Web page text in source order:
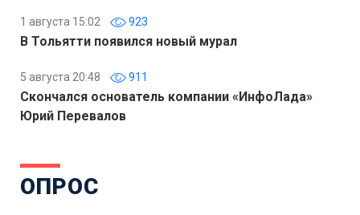
1 августа 15:02 923
В Тольятти появился новый мурал
5 августа 20:48 911
Скончался основатель компании «ИнфоЛада»
Юрий Перевалов
ОПРОС